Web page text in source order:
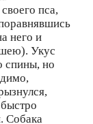
пса,
него и
шею). Укус
спины, но
Собака